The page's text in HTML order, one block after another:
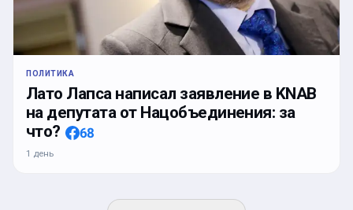
ПОЛИТИКА
Лато Лапса написал заявление в KNAB
на депутата от Нацобъединения: за
что?
68
1 день